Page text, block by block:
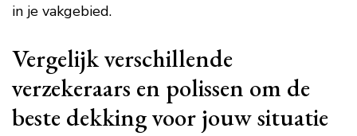
in je vakgebied.
Vergelijk verschillende
verzekeraars en polissen om de
beste dekking voor jouw situatie